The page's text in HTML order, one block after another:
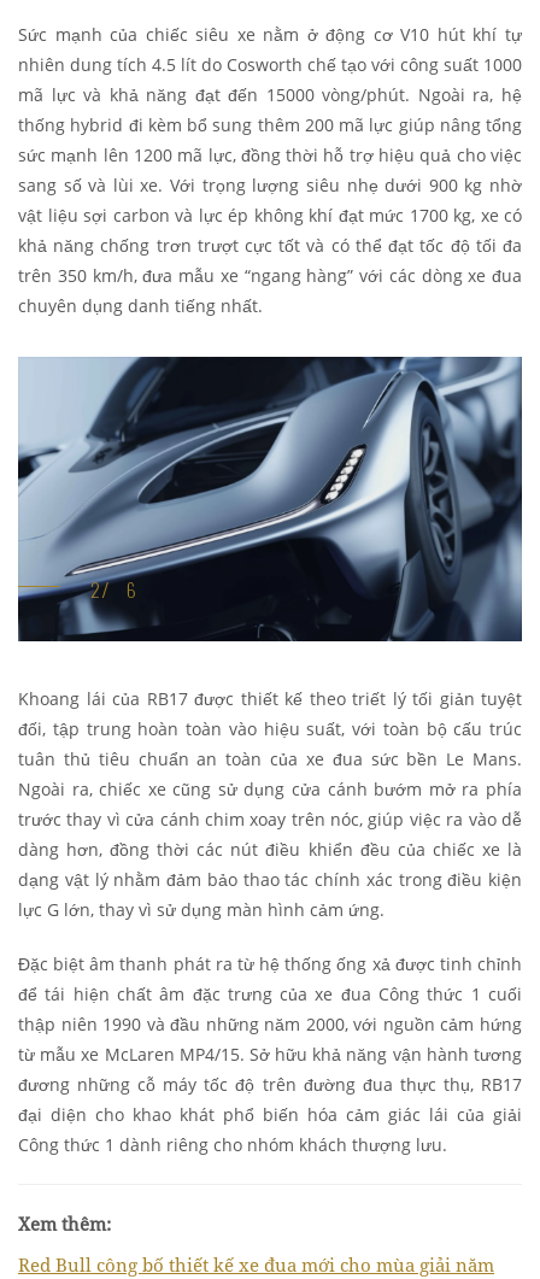
Sức mạnh của chiếc siêu xe nằm ở động cơ V10 hút khí tự
nhiên dung tích 4.5 lít do Cosworth chế tạo với công suất 1000
mã lực và khả năng đạt đến 15000 vòng/phút. Ngoài ra, hệ
thống hybrid đi kèm bổ sung thêm 200 mã lực giúp nâng tổng
sức mạnh lên 1200 mã lực, đồng thời hỗ trợ hiệu quả cho việc
sang số và lùi xe. Với trọng lượng siêu nhẹ dưới 900 kg nhờ
vật liệu sợi carbon và lực ép không khí đạt mức 1700 kg, xe có
khả năng chống trơn trượt cực tốt và có thể đạt tốc độ tối đa
trên 350 km/h, đưa mẫu xe “ngang hàng” với các dòng xe đua
chuyên dụng danh tiếng nhất.
Khoang lái của RB17 được thiết kế theo triết lý tối giản tuyệt
đối, tập trung hoàn toàn vào hiệu suất, với toàn bộ cấu trúc
tuân thủ tiêu chuẩn an toàn của xe đua sức bền Le Mans.
Ngoài ra, chiếc xe cũng sử dụng cửa cánh bướm mở ra phía
trước thay vì cửa cánh chim xoay trên nóc, giúp việc ra vào dễ
dàng hơn, đồng thời các nút điều khiển đều của chiếc xe là
dạng vật lý nhằm đảm bảo thao tác chính xác trong điều kiện
lực G lớn, thay vì sử dụng màn hình cảm ứng.
Đặc biệt âm thanh phát ra từ hệ thống ống xả được tinh chỉnh
để tái hiện chất âm đặc trưng của xe đua Công thức 1 cuối
thập niên 1990 và đầu những năm 2000, với nguồn cảm hứng
từ mẫu xe McLaren MP4/15. Sở hữu khả năng vận hành tương
đương những cỗ máy tốc độ trên đường đua thực thụ, RB17
đại diện cho khao khát phổ biến hóa cảm giác lái của giải
Công thức 1 dành riêng cho nhóm khách thượng lưu.
Xem thêm:
Red Bull công bố thiết kế xe đua mới cho mùa giải năm